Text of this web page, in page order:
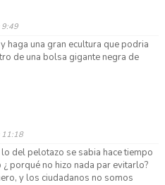
9:49
haga una gran ecultura que podria
de una bolsa gigante negra de
11:18
del pelotazo se sabia hace tiempo
porqué no hizo nada par evitarlo?
y los ciudadanos no somos